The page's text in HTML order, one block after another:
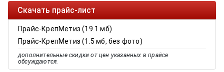
Скачать прайс-лист
Прайс-КрепМетиз (19.1 мб)
Прайс-КрепМетиз (1.5 мб, без фото)
дополнительные скидки от цен указанных в прайсе
обсуждаются.